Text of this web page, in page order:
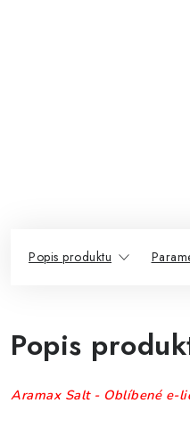
Popis produktu
Popis
Aramax Salt - Oblíbené e-